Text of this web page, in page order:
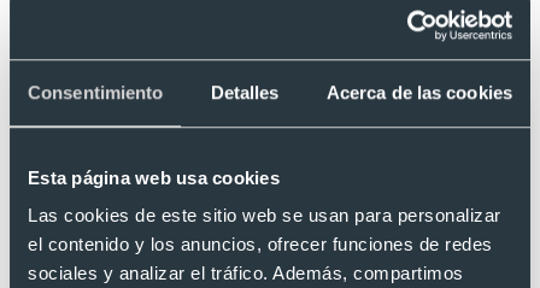
Consentimiento Detalles Acerca de las cookies
Esta página web usa cookies
Las cookies de este sitio web se usan para personalizar
el contenido y los anuncios, ofrecer funciones de redes
sociales y analizar el tráfico. Además, compartimos
tendrás problema en llevarlo contigo a donde vayas y
Artículo escrito por